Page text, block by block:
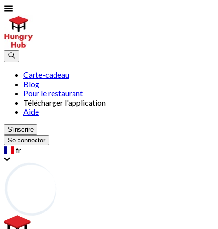
Carte-cadeau
Blog
Pour le restaurant
Télécharger l'application
Aide
S'inscrire
Se connecter
fr